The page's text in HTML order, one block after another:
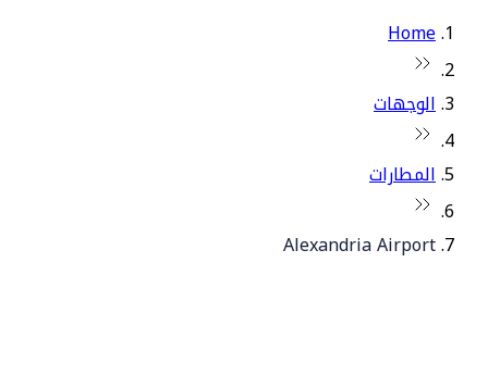
Home
الوجهات
المطارات
Alexandria Airport